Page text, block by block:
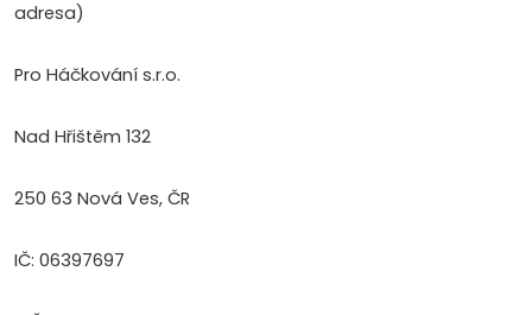
adresa)
Pro Háčkování s.r.o.
Nad Hřištěm 132
250 63 Nová Ves, ČR
IČ: 06397697